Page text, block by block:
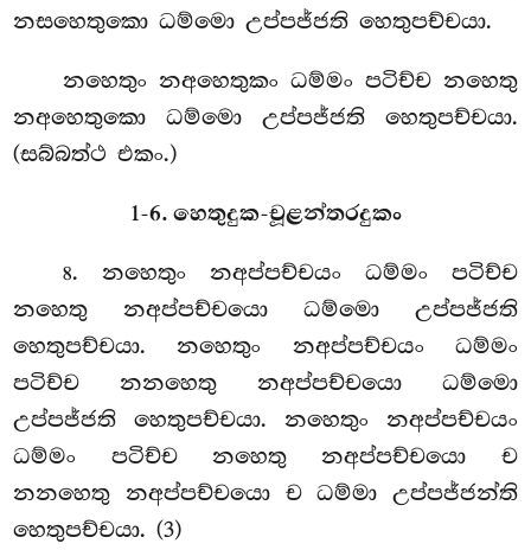
නසහෙතුකො ධම්මො උප්පජ්ජති හෙතුපච්චයා.
නහෙතුං නඅහෙතුකං ධම්මං පටිච්ච නහෙතු
නඅහෙතුකො ධම්මො උප්පජ්ජති හෙතුපච්චයා.
(සබ්බත්ථ එකං.)
1-6. හෙතුදුක-චූළන්තරදුකං
8. නහෙතුං නඅප්පච්චයං ධම්මං පටිච්ච
නහෙතු නඅප්පච්චයො ධම්මො උප්පජ්ජති
හෙතුපච්චයා. නහෙතුං නඅප්පච්චයං ධම්මං
පටිච්ච නනහෙතු නඅප්පච්චයො ධම්මො
උප්පජ්ජති හෙතුපච්චයා. නහෙතුං නඅප්පච්චයං
ධම්මං පටිච්ච නහෙතු නඅප්පච්චයො ච
නනහෙතු නඅප්පච්චයො ච ධම්මා උප්පජ්ජන්ති
හෙතුපච්චයා. (3)